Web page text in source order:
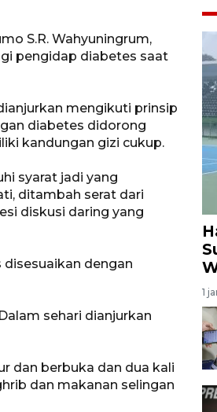
S.R. Wahyuningrum,
pengidap diabetes saat
mengikuti prinsip
diabetes didorong
kandungan gizi cukup.
syarat jadi yang
ditambah serat dari
diskusi daring yang
disesuaikan dengan
sehari dianjurkan
dan berbuka dan dua kali
dan makanan selingan
1